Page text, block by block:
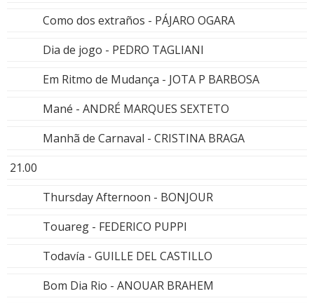
Como dos extraños - PÁJARO OGARA
Dia de jogo - PEDRO TAGLIANI
Em Ritmo de Mudança - JOTA P BARBOSA
Mané - ANDRÉ MARQUES SEXTETO
Manhã de Carnaval - CRISTINA BRAGA
21.00
Thursday Afternoon - BONJOUR
Touareg - FEDERICO PUPPI
Todavía - GUILLE DEL CASTILLO
Bom Dia Rio - ANOUAR BRAHEM